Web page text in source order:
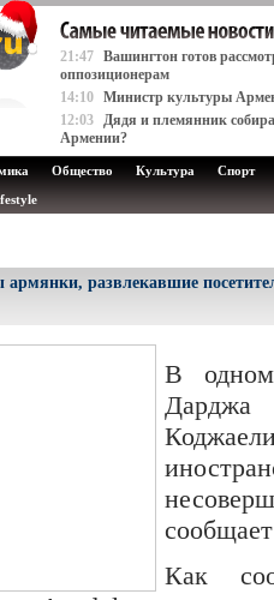
21:47 Вашингтон готов
оппозиционерам
14:10 Министр культуры
12:03 Дядя и племянник
Армении?
Общество Культура
Спорт
развлекавшие
В одном
Дарджа
Как